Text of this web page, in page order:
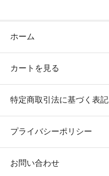
ホーム
カートを見る
特定商取引法に基づく表記
プライバシーポリシー
お問い合わせ